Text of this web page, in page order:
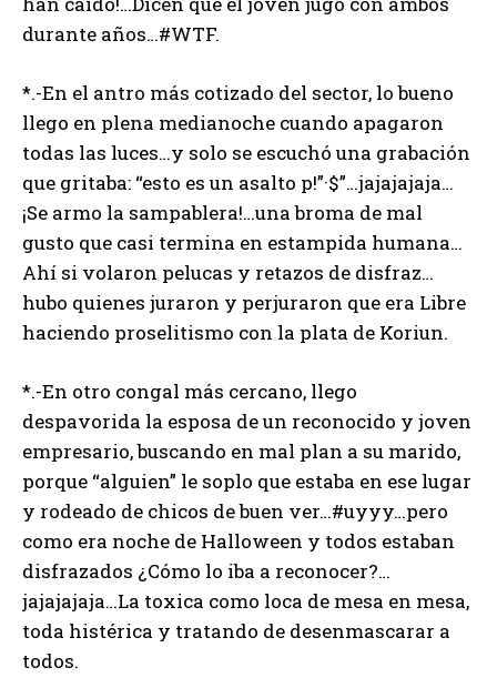
durante años…#WTF.
*.-En el antro más cotizado del sector, lo bueno
llego en plena medianoche cuando apagaron
todas las luces…y solo se escuchó una grabación
que gritaba: “esto es un asalto p!”·$”…jajajajaja…
¡Se armo la sampablera!…una broma de mal
gusto que casi termina en estampida humana…
Ahí si volaron pelucas y retazos de disfraz…
hubo quienes juraron y perjuraron que era Libre
haciendo proselitismo con la plata de Koriun.
*.-En otro congal más cercano, llego
despavorida la esposa de un reconocido y joven
empresario, buscando en mal plan a su marido,
porque “alguien” le soplo que estaba en ese lugar
y rodeado de chicos de buen ver…#uyyy…pero
como era noche de Halloween y todos estaban
disfrazados ¿Cómo lo iba a reconocer?…
jajajajaja…La toxica como loca de mesa en mesa,
toda histérica y tratando de desenmascarar a
todos.